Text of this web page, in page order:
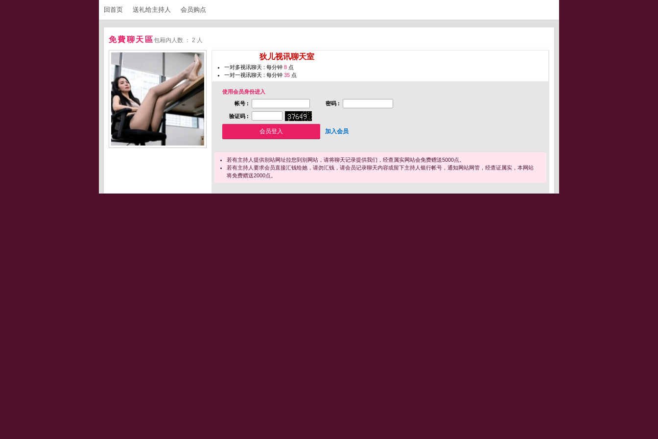
回首页 送礼给主持人 会员购点
免費聊天區包厢内人数 ： 2 人
狄儿视讯聊天室
一对多视讯聊天 : 每分钟 8 点
一对一视讯聊天 : 每分钟 35 点
使用会员身份进入
帐号 :
密码 :
验证码 :
加入会员
若有主持人提供别站网址拉您到别网站，请将聊天记录提供我们，经查属实网站会免费赠送5000点。
若有主持人要求会员直接汇钱给她，请勿汇钱，请会员记录聊天内容或留下主持人银行帐号，通知网站网管，经查证属实，本网站
将免费赠送2000点。